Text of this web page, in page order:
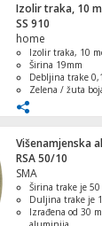
Izolir traka, 10
SS 910
home
Izolir traka, 10
Širina 19mm
Debljina trake
Zelena / žuta
Višenamjenska
RSA 50/10
SMA
Širina trake je 50
Duljina trake je
Izrađena od 30